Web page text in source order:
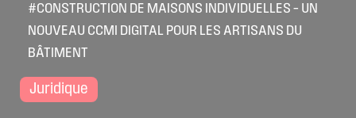
#CONSTRUCTION DE MAISONS INDIVIDUELLES – UN
NOUVEAU CCMI DIGITAL POUR LES ARTISANS DU
BÂTIMENT
Juridique